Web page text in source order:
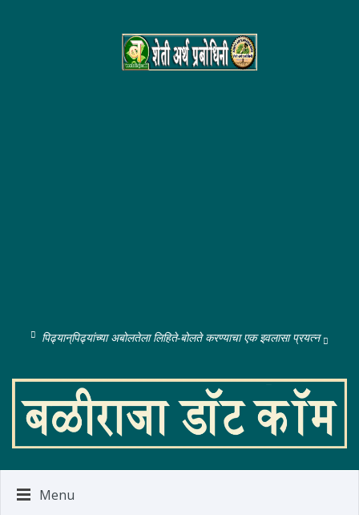
पिढ्यान्‌पिढ्यांच्या अबोलतेला लिहिते-बोलते करण्याचा एक इवलासा प्रयत्न
Menu